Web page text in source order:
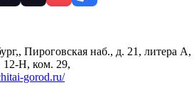
, Пироговская наб., д. 21, литера А,
12-Н, ком. 29,
gorod.ru/